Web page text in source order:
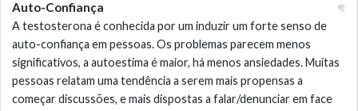
Auto-Confiança
A testosterona é conhecida por um induzir um forte senso de
auto-confiança em pessoas. Os problemas parecem menos
significativos, a autoestima é maior, há menos ansiedades. Muitas
pessoas relatam uma tendência a serem mais propensas a
começar discussões, e mais dispostas a falar/denunciar em face